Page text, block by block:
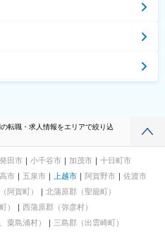
転職・求人情報をエリアで絞り込
田市 小千谷市 加茂市
十日町市
市 五泉市 上越市 阿賀野市
佐渡市
阿賀町）
北蒲原郡（聖籠町）
）
西蒲原郡（弥彦村）
粟島浦村）
三島郡（出雲崎町）